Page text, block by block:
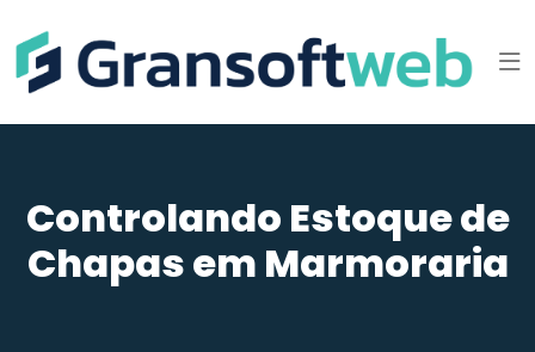
Controlando Estoque de
Chapas em Marmoraria